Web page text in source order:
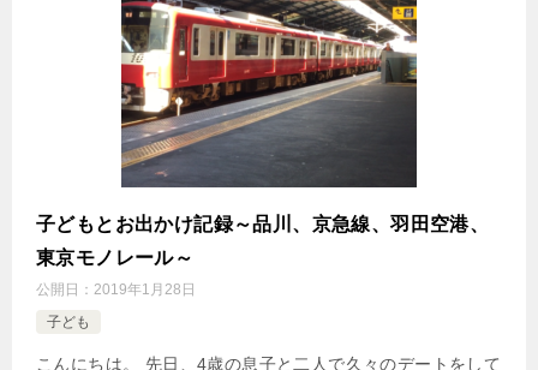
子どもとお出かけ記録～品川、京急線、羽田空港、
東京モノレール～
公開日： 2019年1月28日
子ども
こんにちは。 先日、4歳の息子と二人で久々のデートをして